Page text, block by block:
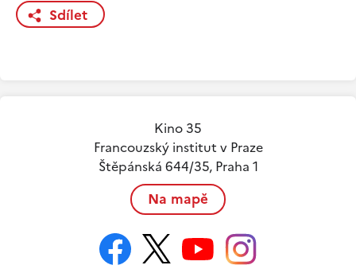
Sdílet
Kino 35
Francouzský institut v Praze
Štěpánská 644/35, Praha 1
Na mapě